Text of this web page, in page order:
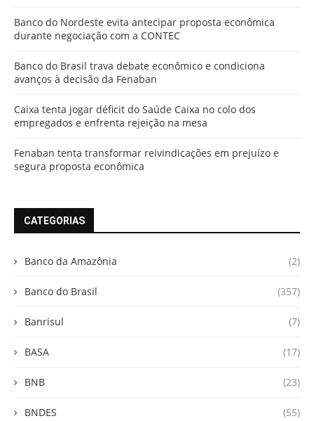
Banco do Nordeste evita antecipar proposta econômica
durante negociação com a CONTEC
Banco do Brasil trava debate econômico e condiciona
avanços à decisão da Fenaban
Caixa tenta jogar déficit do Saúde Caixa no colo dos
empregados e enfrenta rejeição na mesa
Fenaban tenta transformar reivindicações em prejuízo e
segura proposta econômica
CATEGORIAS
Banco da Amazônia (2)
Banco do Brasil (357)
Banrisul (7)
BASA (17)
BNB (23)
BNDES (55)